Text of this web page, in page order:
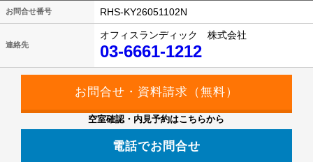
お問合せ番号 RHS-KY26051102N
連絡先
オフィスランディック 株式会社
03-6661-1212
空室確認・内見予約はこちらから
電話でお問合せ